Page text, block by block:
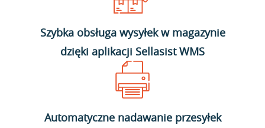
Szybka obsługa wysyłek w magazynie
dzięki aplikacji Sellasist WMS
Automatyczne nadawanie przesyłek